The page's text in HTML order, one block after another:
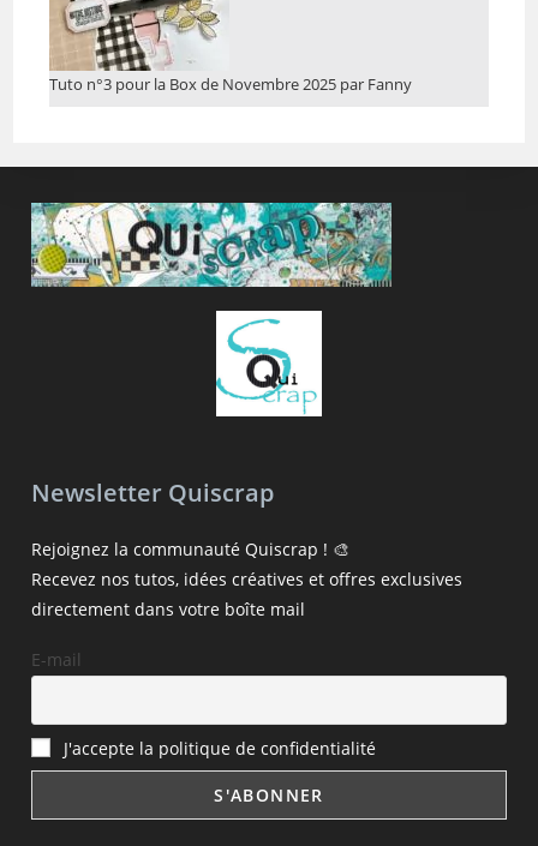
Tuto n°3 pour la Box de Novembre 2025 par Fanny
Newsletter Quiscrap
Rejoignez la communauté Quiscrap ! 🎨
Recevez nos tutos, idées créatives et offres exclusives
directement dans votre boîte mail
E-mail
J'accepte la politique de confidentialité